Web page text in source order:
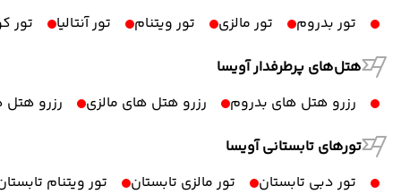
تور بدروم
تور مالزی تور ویتنام تور آنتالیا
تور
هتل‌های پرطرفدار آویسا
رزرو هتل های بدروم
رزرو هتل های مالزی
رزرو هتل
تورهای تابستانی آویسا
تور دبی تابستان
تور مالزی تابستان تور ویتنام